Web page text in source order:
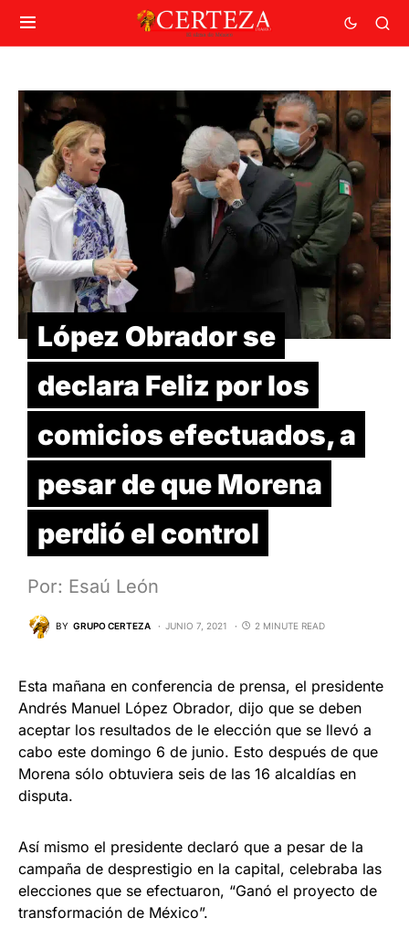
López Obrador se
declara Feliz por los
comicios efectuados, a
pesar de que Morena
perdió el control
Por: Esaú León
BY GRUPO CERTEZA JUNIO 7, 2021 2 MINUTE READ
Esta mañana en conferencia de prensa, el presidente
Andrés Manuel López Obrador, dijo que se deben
aceptar los resultados de le elección que se llevó a
cabo este domingo 6 de junio. Esto después de que
Morena sólo obtuviera seis de las 16 alcaldías en
disputa.
Así mismo el presidente declaró que a pesar de la
campaña de desprestigio en la capital, celebraba las
elecciones que se efectuaron, “Ganó el proyecto de
transformación de México”.